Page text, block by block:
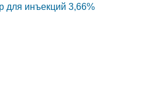
для инъекций 3,66%